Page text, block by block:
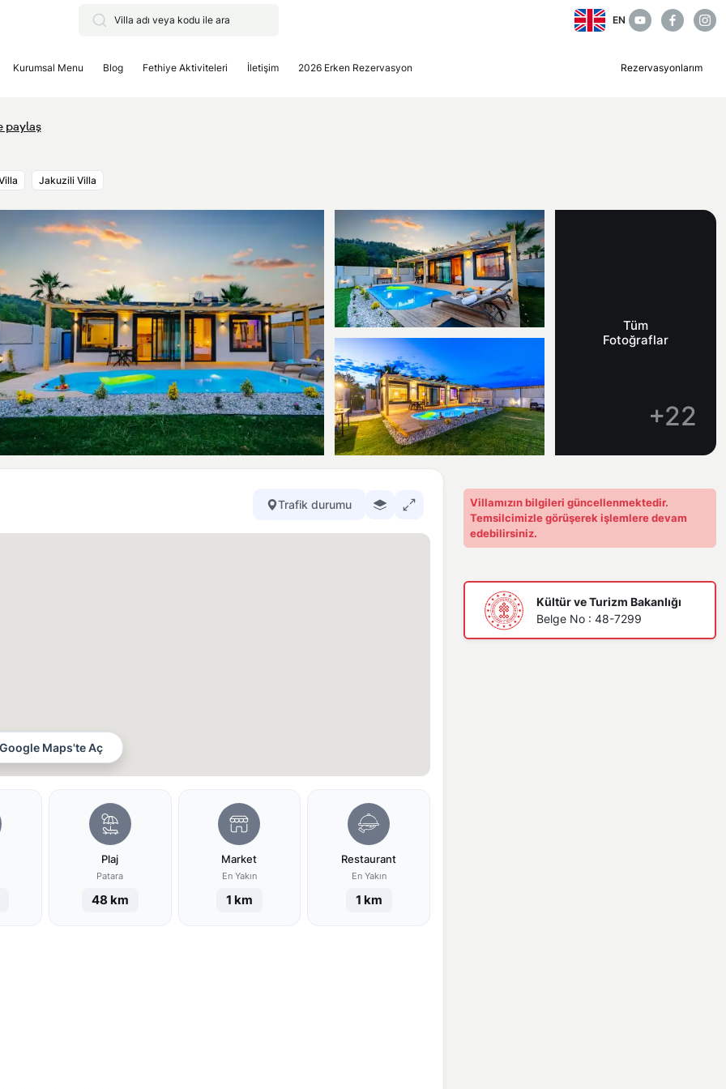
EN
Kurumsal Menu Blog Fethiye Aktiviteleri İletişim 2026 Erken Rezervasyon Rezervasyonlarım
paylaş
Jakuzili Villa
Tüm
Fotoğraflar
+22
Trafik durumu
Google Maps'te Aç
Plaj
Patara
48 km
Market
En Yakın
1 km
Restaurant
En Yakın
1 km
Villamızın bilgileri güncellenmektedir.
Temsilcimizle görüşerek işlemlere devam
edebilirsiniz.
Kültür ve Turizm Bakanlığı
Belge No : 48-7299